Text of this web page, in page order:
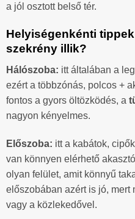
a jól osztott belső tér.
Helyiségenkénti
szekrény illik?
Hálószoba: itt általában a
ezért a többzónás, polcos +
fontos a gyors öltözködés, a
nagyon kényelmes.
Előszoba: itt a kabátok,
van könnyen elérhető
olyan felület, amit könnyű
előszobában azért is jó, mert
vagy a közlekedővel.